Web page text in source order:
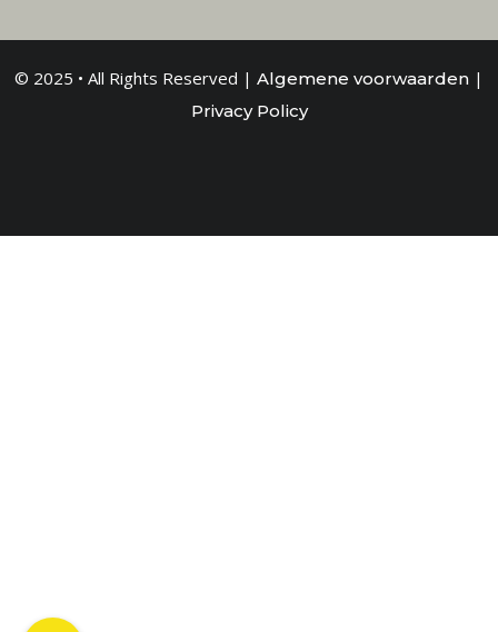
© 2025 • All Rights Reserved | Algemene voorwaarden |
Privacy Policy